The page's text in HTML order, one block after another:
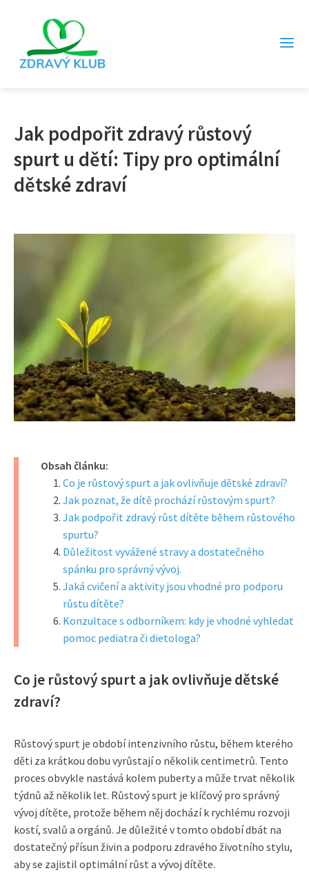
Jak podpořit zdravý růstový
spurt u dětí: Tipy pro optimální
dětské zdraví
Obsah článku:
Co je růstový spurt a jak ovlivňuje dětské zdraví?
Jak poznat, že dítě prochází růstovým spurt?
Jak podpořit zdravý růst dítěte během růstového
spurtu?
Důležitost vyvážené stravy a dostatečného
spánku pro správný vývoj.
Jaká cvičení a aktivity jsou vhodné pro podporu
růstu dítěte?
Konzultace s odborníkem: kdy je vhodné vyhledat
pomoc pediatra či dietologa?
Co je růstový spurt a jak ovlivňuje dětské
zdraví?
Růstový spurt je období intenzivního růstu, během kterého
děti za krátkou dobu vyrůstají o několik centimetrů. Tento
proces obvykle nastává kolem puberty a může trvat několik
týdnů až několik let. Růstový spurt je klíčový pro správný
vývoj dítěte, protože během něj dochází k rychlému rozvoji
kostí, svalů a orgánů. Je důležité v tomto období dbát na
dostatečný přísun živin a podporu zdravého životního stylu,
aby se zajistil optimální růst a vývoj dítěte.